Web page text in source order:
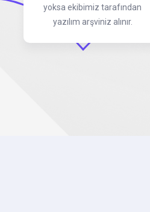
yoksa ekibimiz tarafından
yazılım arşviniz alınır.